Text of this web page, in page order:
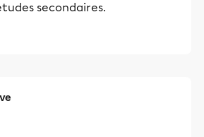
secondaires.